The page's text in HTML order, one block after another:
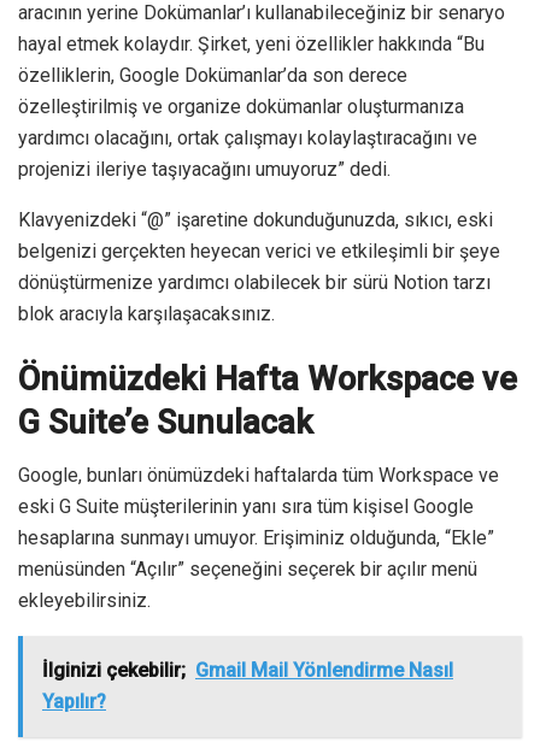
aracının yerine Dokümanlar’ı kullanabileceğiniz bir senaryo
hayal etmek kolaydır. Şirket, yeni özellikler hakkında “Bu
özelliklerin, Google Dokümanlar’da son derece
özelleştirilmiş ve organize dokümanlar oluşturmanıza
yardımcı olacağını, ortak çalışmayı kolaylaştıracağını ve
projenizi ileriye taşıyacağını umuyoruz” dedi.
Klavyenizdeki “@” işaretine dokunduğunuzda, sıkıcı, eski
belgenizi gerçekten heyecan verici ve etkileşimli bir şeye
dönüştürmenize yardımcı olabilecek bir sürü Notion tarzı
blok aracıyla karşılaşacaksınız.
Önümüzdeki Hafta Workspace ve
G Suite’e Sunulacak
Google, bunları önümüzdeki haftalarda tüm Workspace ve
eski G Suite müşterilerinin yanı sıra tüm kişisel Google
hesaplarına sunmayı umuyor. Erişiminiz olduğunda, “Ekle”
menüsünden “Açılır” seçeneğini seçerek bir açılır menü
ekleyebilirsiniz.
İlginizi çekebilir; Gmail Mail Yönlendirme Nasıl
Yapılır?